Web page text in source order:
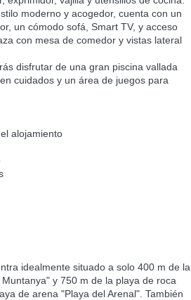
moderno y acogedor, cuenta con un
un cómodo sofá, Smart TV, y acceso
con mesa de comedor y vistas lateral
disfrutar de una gran piscina vallada
cuidados y un área de juegos para
alojamiento
idealmente situado a solo 400 m de la
y 750 m de la playa de roca
de arena "Playa del Arenal". También